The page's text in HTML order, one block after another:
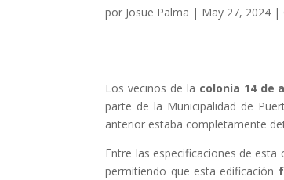
por Josue Palma | May 27, 2024 |
Los vecinos de la colonia 14 de
parte de la Municipalidad de
anterior estaba completamente
Entre las especificaciones de
permitiendo que esta edificación